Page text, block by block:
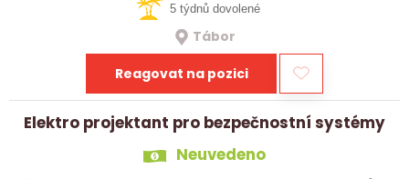
5 týdnů dovolené
Tábor
Reagovat na pozici
Elektro projektant pro bezpečnostní systémy
Neuvedeno